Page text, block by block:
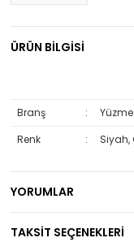
ÜRÜN BİLGİSİ
Branş :
Yüzme
Renk
: Siyah,
YORUMLAR
TAKSİT SEÇENEKLERİ